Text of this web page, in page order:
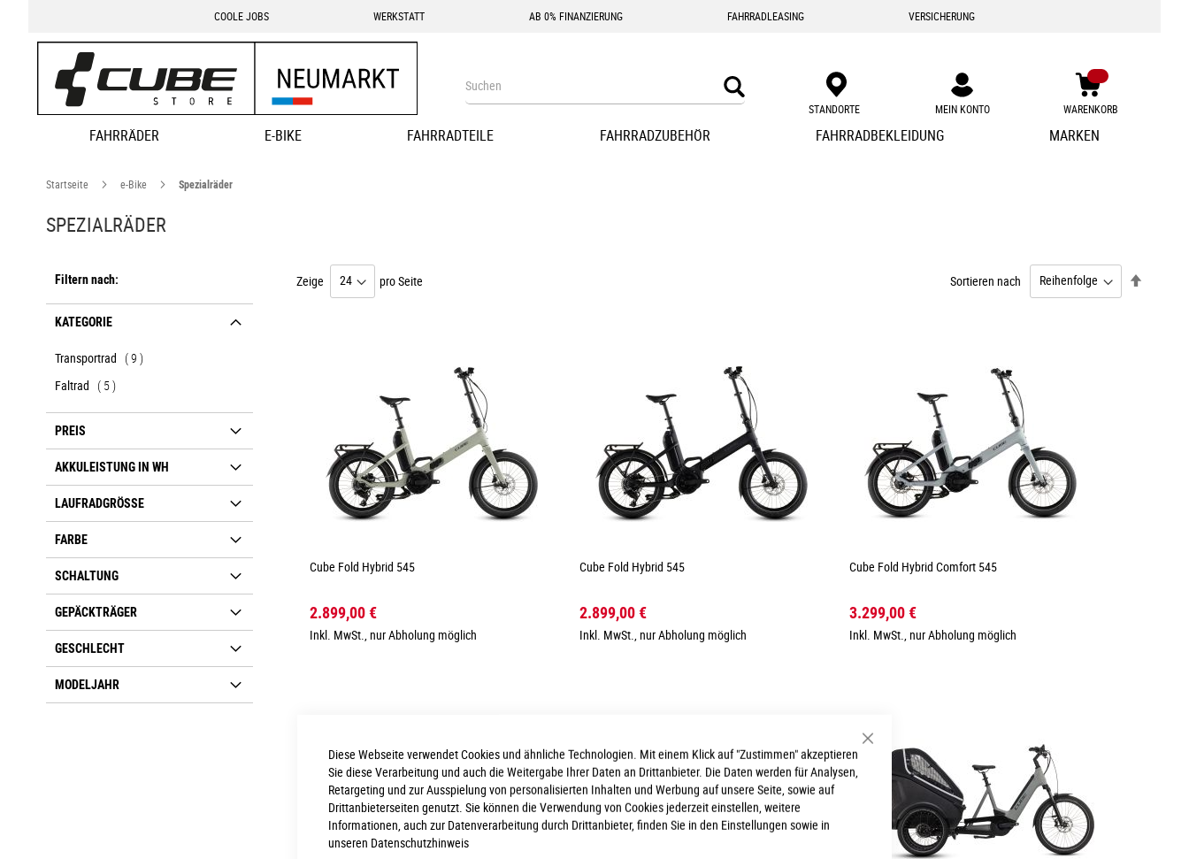
Schließen
Diese Webseite verwendet Cookies und ähnliche Technologien. Mit einem Klick auf "Zustimmen" akzeptieren
Sie diese Verarbeitung und auch die Weitergabe Ihrer Daten an Drittanbieter. Die Daten werden für Analysen,
Retargeting und zur Ausspielung von personalisierten Inhalten und Werbung auf unsere Seite, sowie auf
Drittanbieterseiten genutzt. Sie können die Verwendung von Cookies jederzeit einstellen, weitere
Informationen, auch zur Datenverarbeitung durch Drittanbieter, finden Sie in den Einstellungen sowie in
unseren Datenschutzhinweis
COOLE JOBS WERKSTATT AB 0% FINANZIERUNG FAHRRADLEASING VERSICHERUNG
MEIN KONTO WARENKORB
Search Search STANDORTE
FAHRRÄDER E-BIKE FAHRRADTEILE FAHRRADZUBEHÖR FAHRRADBEKLEIDUNG MARKEN
Startseite e-Bike Spezialräder
SPEZIALRÄDER
Zeige pro Seite Sortieren nach
Cube Fold Hybrid 545
2.899,00 €
Inkl. MwSt., nur Abholung möglich
Cube Fold Hybrid 545
2.899,00 €
Inkl. MwSt., nur Abholung möglich
Cube Fold Hybrid Comfort 545
3.299,00 €
Inkl. MwSt., nur Abholung möglich
Filtern nach:
KATEGORIE
Transportrad 9 Artikel
Faltrad
5Artikel
PREIS
AKKULEISTUNG IN WH
LAUFRADGRÖSSE
FARBE
SCHALTUNG
GEPÄCKTRÄGER
GESCHLECHT
MODELJAHR